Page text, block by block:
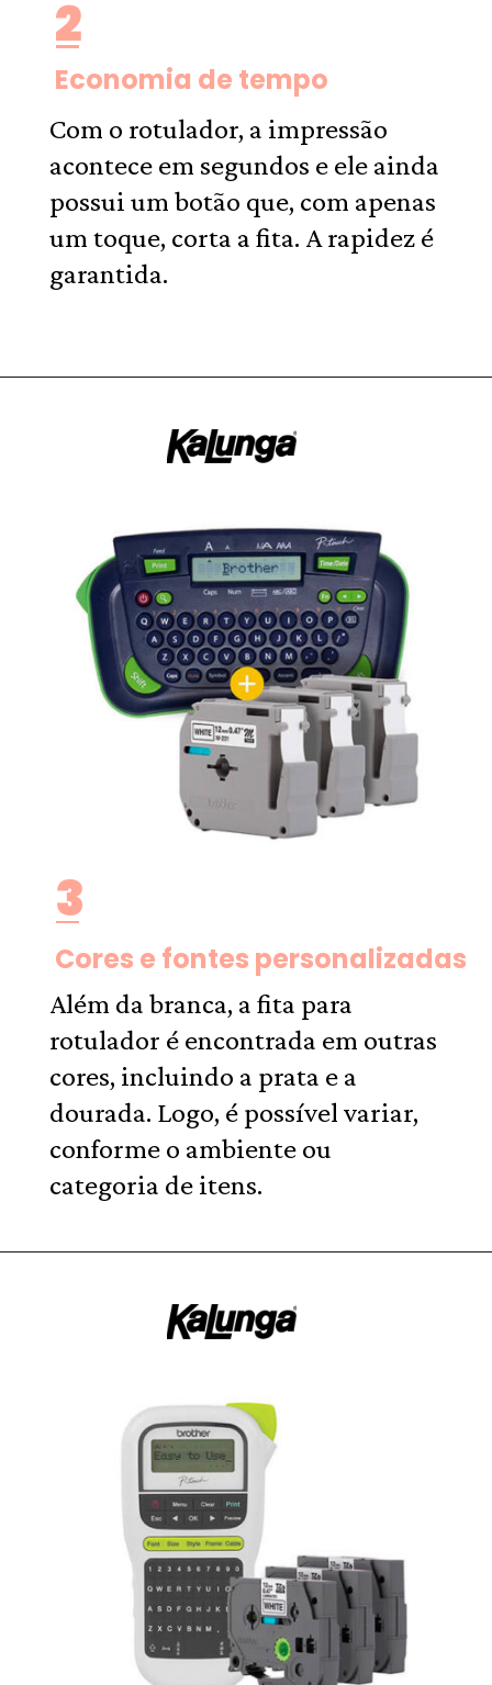
2
Economia de tempo
Com o rotulador, a impressão
acontece em segundos e ele ainda
possui um botão que, com apenas
um toque, corta a fita. A rapidez é
garantida.
3
Cores e fontes personalizadas
Além da branca, a fita para
rotulador é encontrada em outras
cores, incluindo a prata e a
dourada. Logo, é possível variar,
conforme o ambiente ou
categoria de itens.